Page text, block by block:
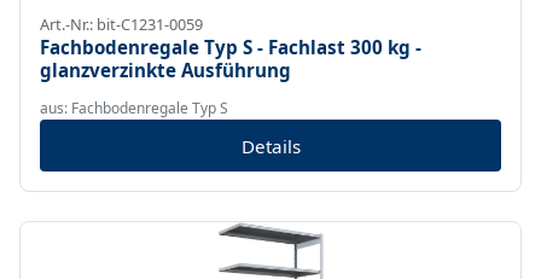
Art.-Nr.: bit-C1231-0059
Fachbodenregale Typ S - Fachlast 300 kg -
glanzverzinkte Ausführung
aus: Fachbodenregale Typ S
Details